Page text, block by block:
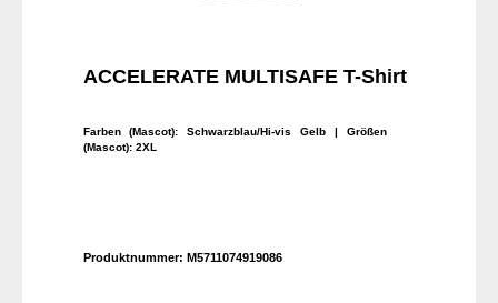
ACCELERATE MULTISAFE T-Shirt
Farben (Mascot): Schwarzblau/Hi-vis Gelb
(Mascot): 2XL
Produktnummer: M5711074919086